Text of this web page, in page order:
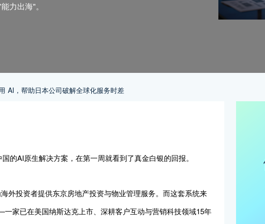
力出海"。
AI，帮助日本公司破解全球化服务时差
的AI原生解决方案，在第一周就看到了真金白银的回报。
外投资者提供东京房地产投资与物业管理服务。而这套系统来
家已在美国纳斯达克上市、深耕客户互动与营销科技领域15年